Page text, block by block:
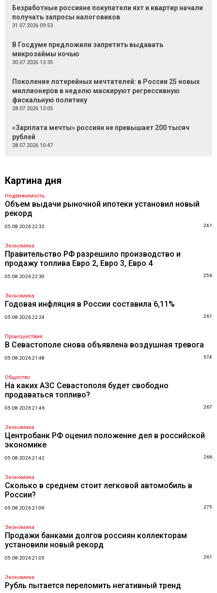
Безработные россияне покупатели яхт и квартир начали
получать запросы налоговиков
31.07.2026 09:53
В Госдуме предложили запретить выдавать
микрозаймы ночью
30.07.2026 13:35
Поколение лотерейных мечтателей: в России 25 новых
миллионеров в неделю маскируют регрессивную
фискальную политику
28.07.2026 13:05
«Зарплата мечты» россиян не превышает 200 тысяч
рублей
28.07.2026 10:47
Картина дня
Недвижимость
Объем выдачи рыночной ипотеки установил новый
рекорд
05.08.2026 22:32 241
Экономика
Правительство РФ разрешило производство и
продажу топлива Евро 2, Евро 3, Евро 4
05.08.2026 22:30 256
Экономика
Годовая инфляция в России составила 6,11%
05.08.2026 22:24 261
Происшествия
В Севастополе снова объявлена воздушная тревога
05.08.2026 21:48 574
Общество
На каких АЗС Севастополя будет свободно
продаваться топливо?
05.08.2026 21:46 267
Экономика
Центробанк РФ оценил положение дел в российской
экономике
05.08.2026 21:42 266
Экономика
Сколько в среднем стоит легковой автомобиль в
России?
05.08.2026 21:09 275
Экономика
Продажи банками долгов россиян коллекторам
установили новый рекорд
05.08.2026 21:05 261
Экономика
Рубль пытается переломить негативный тренд